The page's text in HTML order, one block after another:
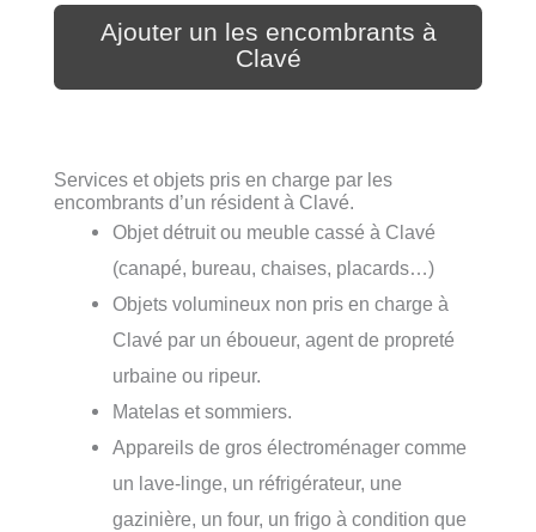
Ajouter un les encombrants à
Clavé
Services et objets pris en charge par les
encombrants d’un résident à Clavé.
Objet détruit ou meuble cassé à Clavé
(canapé, bureau, chaises, placards…)
Objets volumineux non pris en charge à
Clavé par un éboueur, agent de propreté
urbaine ou ripeur.
Matelas et sommiers.
Appareils de gros électroménager comme
un lave-linge, un réfrigérateur, une
gazinière, un four, un frigo à condition que